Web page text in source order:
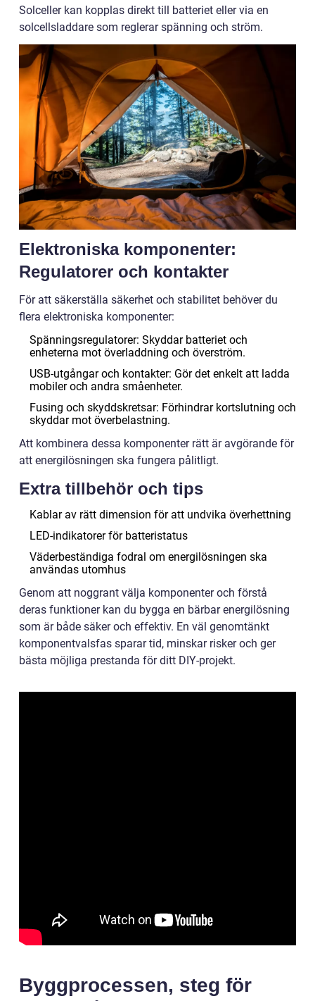
Solceller kan kopplas direkt till batteriet eller via en
solcellsladdare som reglerar spänning och ström.
Elektroniska komponenter:
Regulatorer och kontakter
För att säkerställa säkerhet och stabilitet behöver du
flera elektroniska komponenter:
Spänningsregulatorer: Skyddar batteriet och
enheterna mot överladdning och överström.
USB-utgångar och kontakter: Gör det enkelt att ladda
mobiler och andra småenheter.
Fusing och skyddskretsar: Förhindrar kortslutning och
skyddar mot överbelastning.
Att kombinera dessa komponenter rätt är avgörande för
att energilösningen ska fungera pålitligt.
Extra tillbehör och tips
Kablar av rätt dimension för att undvika överhettning
LED-indikatorer för batteristatus
Väderbeständiga fodral om energilösningen ska
användas utomhus
Genom att noggrant välja komponenter och förstå
deras funktioner kan du bygga en bärbar energilösning
som är både säker och effektiv. En väl genomtänkt
komponentvalsfas sparar tid, minskar risker och ger
bästa möjliga prestanda för ditt DIY-projekt.
Byggprocessen, steg för